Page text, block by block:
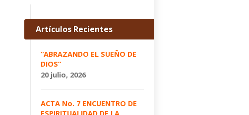
Artículos Recientes
“ABRAZANDO EL SUEÑO DE
DIOS”
20 julio, 2026
ACTA No. 7 ENCUENTRO DE